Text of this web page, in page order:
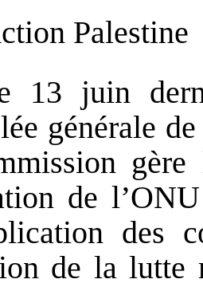
Palestine
13 juin
générale
gère
de
des
de la lutte